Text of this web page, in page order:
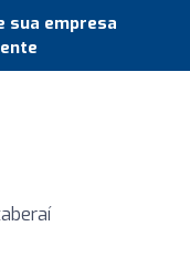
sua empresa